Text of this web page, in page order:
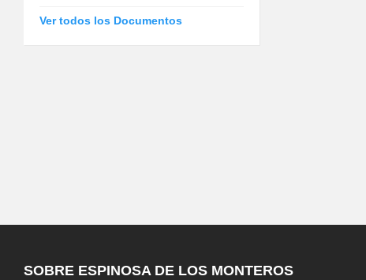
Ver todos los Documentos
SOBRE ESPINOSA DE LOS MONTEROS